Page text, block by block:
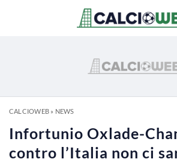
CALCIOWEB» NEWS
Infortunio Oxlade-
contro l’Italia non ci